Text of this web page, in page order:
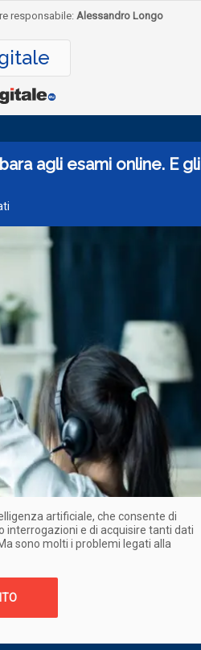
responsabile: Alessandro Longo
agli esami online. E gli
artificiale, che consente di
interrogazioni e di acquisire tanti dati
sono molti i problemi legati alla